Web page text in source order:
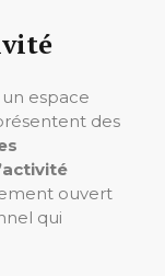
espace
des
ouvert
qui